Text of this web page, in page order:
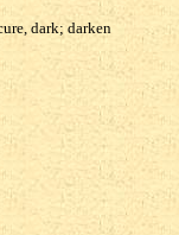
dark; darken